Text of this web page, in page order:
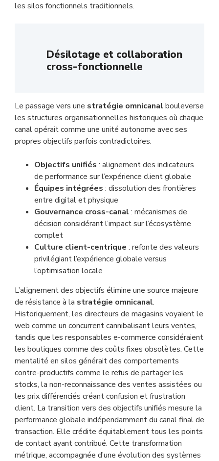
les silos fonctionnels traditionnels.
Désilotage et collaboration
cross-fonctionnelle
Le passage vers une stratégie omnicanal bouleverse
les structures organisationnelles historiques où chaque
canal opérait comme une unité autonome avec ses
propres objectifs parfois contradictoires.
Objectifs unifiés : alignement des indicateurs
de performance sur l’expérience client globale
Équipes intégrées : dissolution des frontières
entre digital et physique
Gouvernance cross-canal : mécanismes de
décision considérant l’impact sur l’écosystème
complet
Culture client-centrique : refonte des valeurs
privilégiant l’expérience globale versus
l’optimisation locale
L’alignement des objectifs élimine une source majeure
de résistance à la stratégie omnicanal.
Historiquement, les directeurs de magasins voyaient le
web comme un concurrent cannibalisant leurs ventes,
tandis que les responsables e-commerce considéraient
les boutiques comme des coûts fixes obsolètes. Cette
mentalité en silos générait des comportements
contre-productifs comme le refus de partager les
stocks, la non-reconnaissance des ventes assistées ou
les prix différenciés créant confusion et frustration
client. La transition vers des objectifs unifiés mesure la
performance globale indépendamment du canal final de
transaction. Elle crédite équitablement tous les points
de contact ayant contribué. Cette transformation
métrique, accompagnée d’une évolution des systèmes